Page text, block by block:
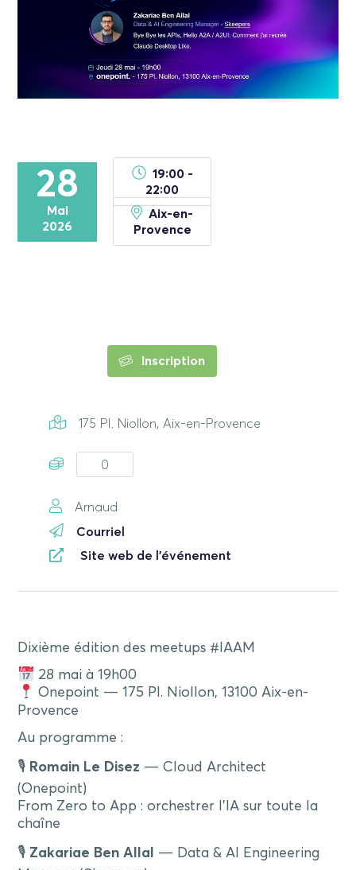
28
Mai
2026
19:00 -
22:00
Aix-en-
Provence
Inscription
175 Pl. Niollon, Aix-en-Provence
0
Arnaud
Courriel
Site web de l'événement
Dixième édition des meetups #IAAM
28 mai à 19h00
Onepoint — 175 Pl. Niollon, 13100 Aix-en-
Provence
Au programme :
🎙 Romain Le Disez — Cloud Architect
(Onepoint)
From Zero to App : orchestrer l’IA sur toute la
chaîne
🎙 Zakariae Ben Allal
— Data & AI Engineering